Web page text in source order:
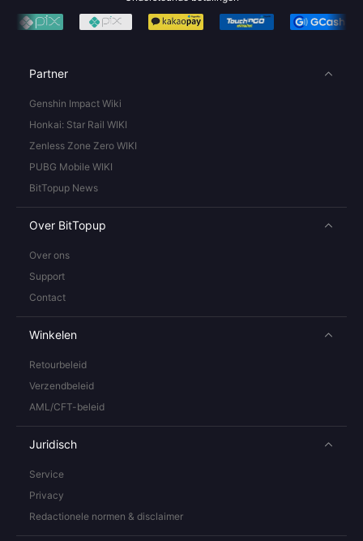
Partner
Genshin Impact Wiki
Honkai: Star Rail WIKI
Zenless Zone Zero WIKI
PUBG Mobile WIKI
BitTopup News
Over BitTopup
Over ons
Support
Contact
Winkelen
Retourbeleid
Verzendbeleid
AML/CFT-beleid
Juridisch
Service
Privacy
Redactionele normen & disclaimer